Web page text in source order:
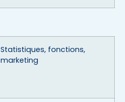
Statistiques, fonctions,
marketing